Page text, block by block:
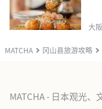
MATCHA 冈山县旅游攻略
大
MATCHA - 日本观光